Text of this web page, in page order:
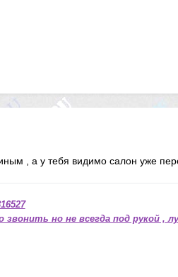
, а у тебя видимо салон уже
но не всегда под рукой ,